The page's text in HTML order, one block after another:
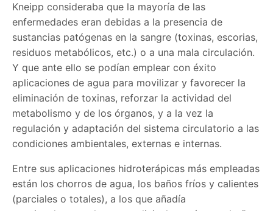
Kneipp consideraba que la mayoría de las
enfermedades eran debidas a la presencia de
sustancias patógenas en la sangre (toxinas, escorias,
residuos metabólicos, etc.) o a una mala circulación.
Y que ante ello se podían emplear con éxito
aplicaciones de agua para movilizar y favorecer la
eliminación de toxinas, reforzar la actividad del
metabolismo y de los órganos, y a la vez la
regulación y adaptación del sistema circulatorio a las
condiciones ambientales, externas e internas.
Entre sus aplicaciones hidroterápicas más empleadas
están los chorros de agua, los baños fríos y calientes
(parciales o totales), a los que añadía